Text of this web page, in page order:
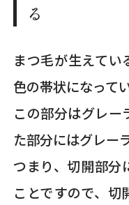
る
まつ毛が生えてい
色の帯状になって
この部分はグレー
た部分にはグレー
つまり、切開部分
ことですので、切